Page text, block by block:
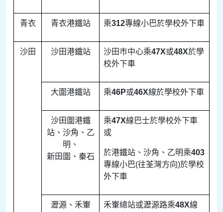
青衣 青衣港鐵站 乘312專線小巴於學校外下車
沙田 沙田港鐵站 沙田巿中心乘47X或48X於學
校外下車
大圍港鐵站 乘46P或46X線於學校外下車
沙田圍港鐵
站、沙角、乙
明、
新田圍、秦石
乘47X線巴士於學校外下車
或
於港鐵站、沙角、乙明乘403
專線小巴(往荃灣方向)於學校
外下車
瀝源、禾輋 禾輋總站或瀝源路乘48X線